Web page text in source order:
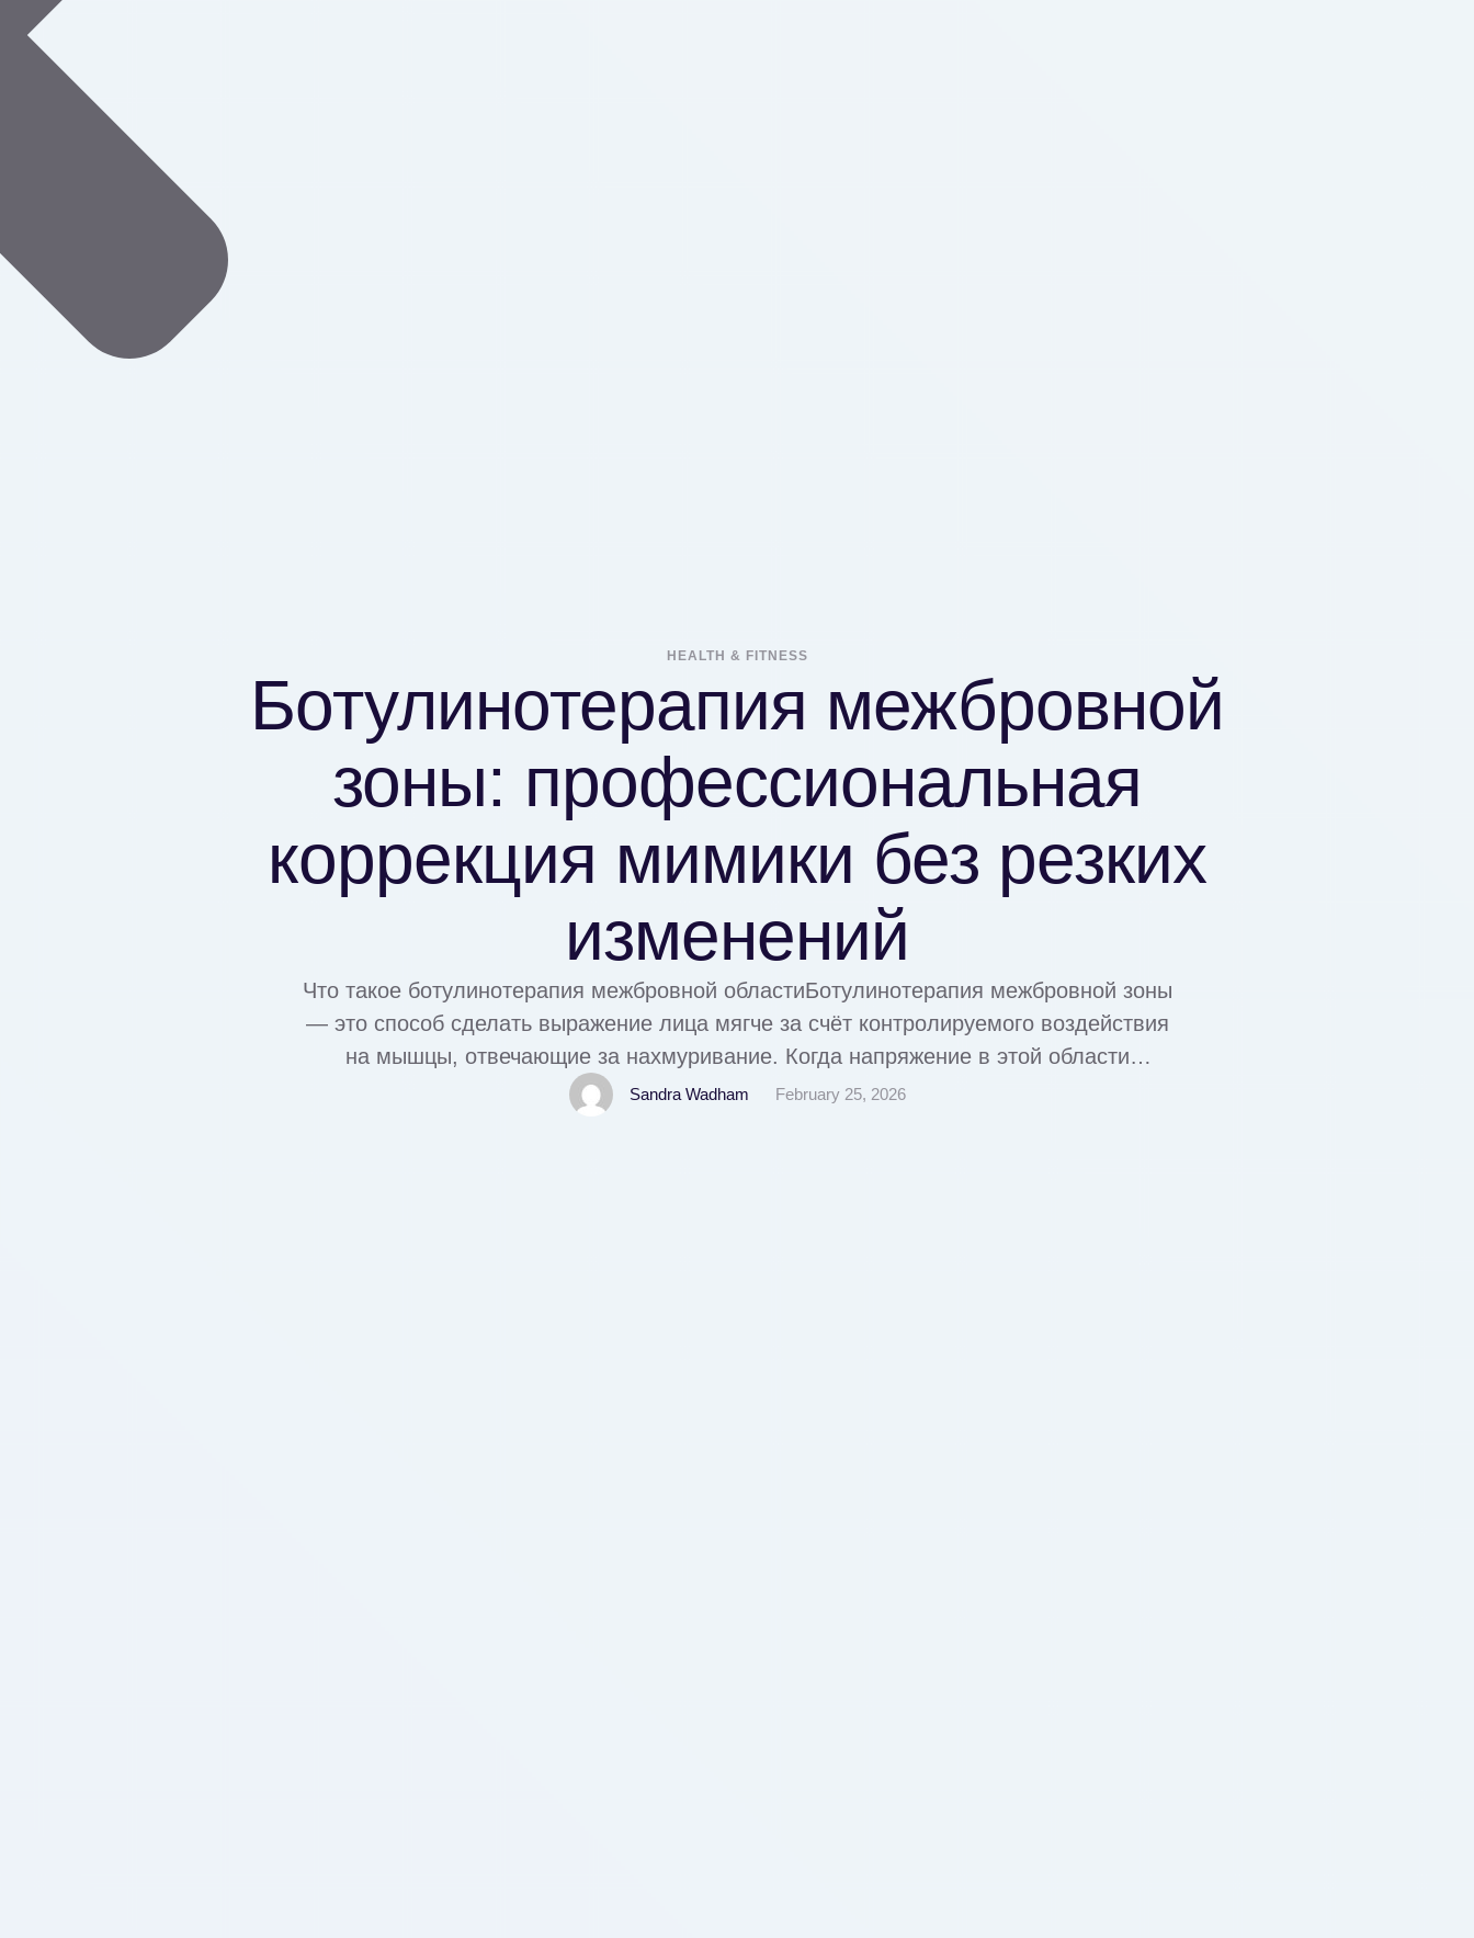
HEALTH & FITNESS
Ботулинотерапия межбровной
зоны: профессиональная
коррекция мимики без резких
изменений
Что такое ботулинотерапия межбровной областиБотулинотерапия межбровной зоны
— это способ сделать выражение лица мягче за счёт контролируемого воздействия
на мышцы, отвечающие за нахмуривание. Когда напряжение в этой области
уменьшается, кожа меньше заламывается в привычном месте, а лицо выглядит
Sandra Wadham February 25, 2026